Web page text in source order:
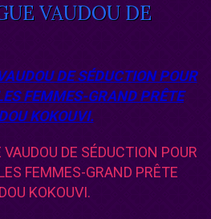
VAUDOU DE
DE SÉDUCTION POUR
FEMMES-GRAND PRÊTE
KOKOUVI.